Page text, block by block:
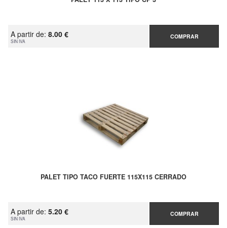
A partir de: 8.00 €
SIN IVA
COMPRAR
PALET TIPO TACO FUERTE 115X115 CERRADO
A partir de: 5.20 €
SIN IVA
COMPRAR